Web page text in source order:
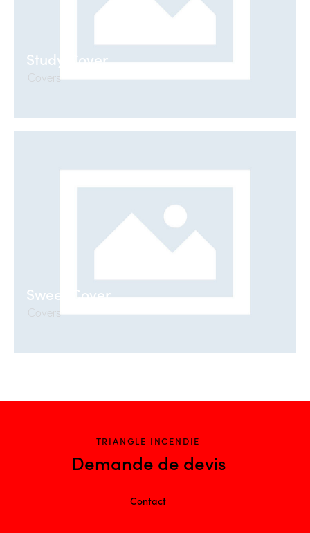
Study Cover
Covers
Sweet Cover
Covers
TRIANGLE INCENDIE
Demande de devis
Contact